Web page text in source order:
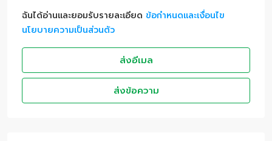
ฉันได้อ่านและยอมรับรายละเอียด ข้อกำหนดและเงื่อนไข
นโยบายความเป็นส่วนตัว
ส่งอีเมล
ส่งข้อความ